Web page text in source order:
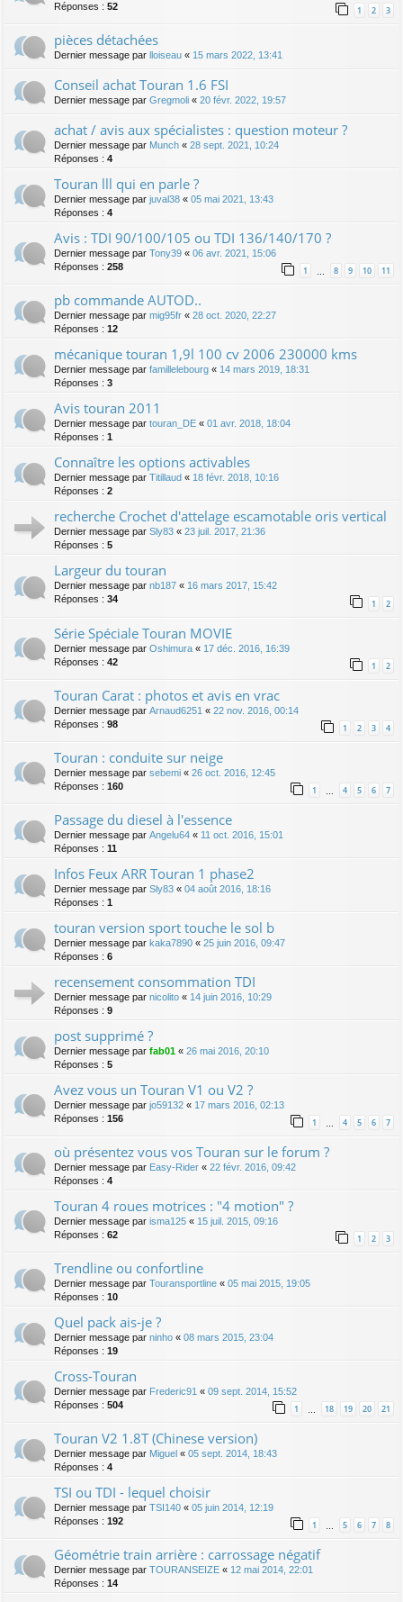
Réponses : 52 1 2 3
pièces détachées
Dernier message par lloiseau « 15 mars 2022, 13:41
Conseil achat Touran 1.6 FSI
Dernier message par Gregmoli « 20 févr. 2022, 19:57
achat / avis aux spécialistes : question moteur ?
Dernier message par Munch « 28 sept. 2021, 10:24
Réponses : 4
Touran lll qui en parle ?
Dernier message par juval38 « 05 mai 2021, 13:43
Réponses : 4
Avis : TDI 90/100/105 ou TDI 136/140/170 ?
Dernier message par Tony39 « 06 avr. 2021, 15:06
Réponses : 258 1 … 8 9 10 11
pb commande AUTOD..
Dernier message par mig95fr « 28 oct. 2020, 22:27
Réponses : 12
mécanique touran 1,9l 100 cv 2006 230000 kms
Dernier message par famillelebourg « 14 mars 2019, 18:31
Réponses : 3
Avis touran 2011
Dernier message par touran_DE « 01 avr. 2018, 18:04
Réponses : 1
Connaître les options activables
Dernier message par Titillaud « 18 févr. 2018, 10:16
Réponses : 2
recherche Crochet d'attelage escamotable oris vertical
Dernier message par Sly83 « 23 juil. 2017, 21:36
Réponses : 5
Largeur du touran
Dernier message par nb187 « 16 mars 2017, 15:42
Réponses : 34 1 2
Série Spéciale Touran MOVIE
Dernier message par Oshimura « 17 déc. 2016, 16:39
Réponses : 42 1 2
Touran Carat : photos et avis en vrac
Dernier message par Arnaud6251 « 22 nov. 2016, 00:14
Réponses : 98 1 2 3 4
Touran : conduite sur neige
Dernier message par sebemi « 26 oct. 2016, 12:45
Réponses : 160 1 4 5 6 7
Passage du diesel à l'essence
Dernier message par Angelu64 « 11 oct. 2016, 15:01
Réponses : 11
Infos Feux ARR Touran 1 phase2
Dernier message par Sly83 « 04 août 2016, 18:16
Réponses : 1
touran version sport touche le sol b
Dernier message par kaka7890 « 25 juin 2016, 09:47
Réponses : 6
recensement consommation TDI
Dernier message par nicolito « 14 juin 2016, 10:29
Réponses : 9
post supprimé ?
Dernier message par fab01 « 26 mai 2016, 20:10
Réponses : 5
Avez vous un Touran V1 ou V2 ?
Dernier message par jo59132 « 17 mars 2016, 02:13
Réponses : 156 1 4 5 6 7
où présentez vous vos Touran sur le forum ?
Dernier message par Easy-Rider « 22 févr. 2016, 09:42
Réponses : 4
Touran 4 roues motrices : "4 motion" ?
Dernier message par isma125 « 15 juil. 2015, 09:16
Réponses : 62 1 2 3
Trendline ou confortline
Dernier message par Touransportline « 05 mai 2015, 19:05
Réponses : 10
Quel pack ais-je ?
Dernier message par ninho « 08 mars 2015, 23:04
Réponses : 19
Cross-Touran
Dernier message par Frederic91 « 09 sept. 2014, 15:52
Réponses : 504 1 … 18 19 20 21
Touran V2 1.8T (Chinese version)
Dernier message par Miguel « 05 sept. 2014, 18:43
Réponses : 4
TSI ou TDI - lequel choisir
Dernier message par TSI140 « 05 juin 2014, 12:19
Réponses : 192 1 … 5 6 7 8
Géométrie train arrière : carrossage négatif
Dernier message par TOURANSEIZE « 12 mai 2014, 22:01
Réponses : 14